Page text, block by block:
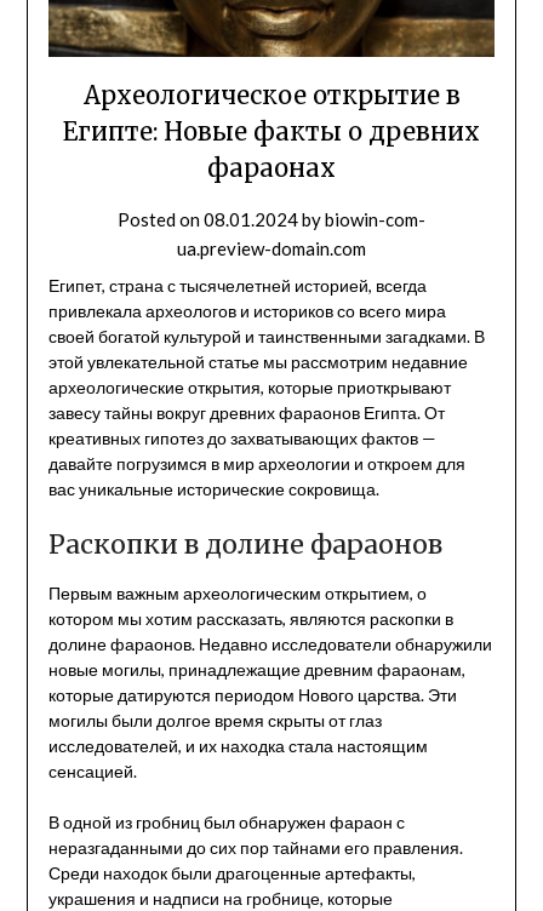
Археологическое открытие в
Египте: Новые факты о древних
фараонах
Posted on08.01.2024bybiowin-com-
ua.preview-domain.com
Египет, страна с тысячелетней историей, всегда
привлекала археологов и историков со всего мира
своей богатой культурой и таинственными загадками. В
этой увлекательной статье мы рассмотрим недавние
археологические открытия, которые приоткрывают
завесу тайны вокруг древних фараонов Египта. От
креативных гипотез до захватывающих фактов —
давайте погрузимся в мир археологии и откроем для
вас уникальные исторические сокровища.
Раскопки в долине фараонов
Первым важным археологическим открытием, о
котором мы хотим рассказать, являются раскопки в
долине фараонов. Недавно исследователи обнаружили
новые могилы, принадлежащие древним фараонам,
которые датируются периодом Нового царства. Эти
могилы были долгое время скрыты от глаз
исследователей, и их находка стала настоящим
сенсацией.
В одной из гробниц был обнаружен фараон с
неразгаданными до сих пор тайнами его правления.
Среди находок были драгоценные артефакты,
украшения и надписи на гробнице, которые